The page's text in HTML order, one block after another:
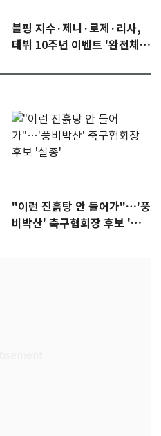
블핑 지수·제니·로제·리사,
데뷔 10주년 이벤트 '완전체'
"이런 진흙탕 안 들어가"…'풍
비박산' 축구협회장 후보 '실